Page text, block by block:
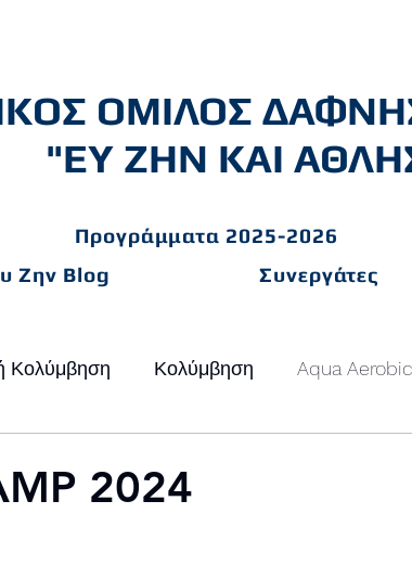
ΟΜΙΛΟΣ
"ΕΥ ΖΗΝ ΚΑΙ
Προγράμματα 2025-2026
Ζην Blog Συνεργάτες
Κολύμβηση Κολύμβηση Aqua Aerobic
2024